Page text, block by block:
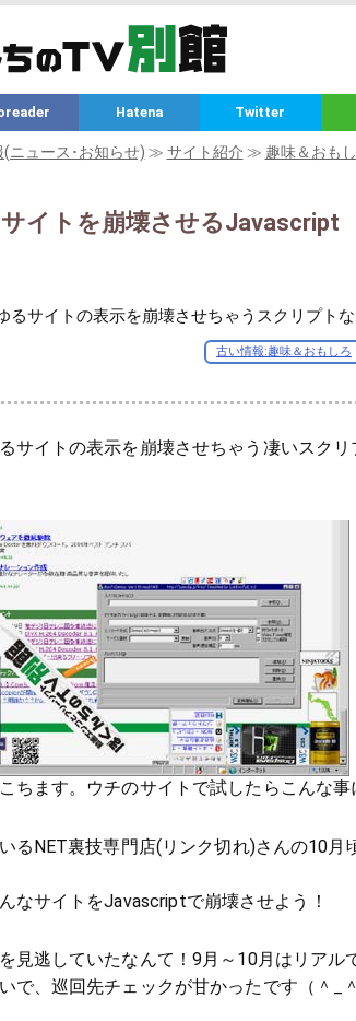
Hatena Twitter
(ニュース･お知らせ) ≫ サイト紹介 ≫ 趣味＆おも
イトを崩壊させるJavascript
るサイトの表示を崩壊させちゃうスクリプト
古い情報:趣味＆おもしろ
サイトの表示を崩壊させちゃう凄いスク
ちます。ウチのサイトで試したらこんな事
るNET裏技専門店(リンク切れ)さんの10月
なサイトをJavascriptで崩壊させよう！
見逃していたなんて！9月～10月はリアル
で、巡回先チェックが甘かったです（＾_